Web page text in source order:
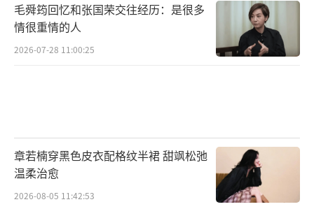
毛舜筠回忆和张国荣交往经历：是很多
情很重情的人
2026-07-28 11:00:25
章若楠穿黑色皮衣配格纹半裙 甜飒松弛
温柔治愈
2026-08-05 11:42:53